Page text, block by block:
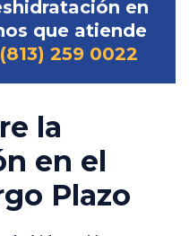
en
que atiende
(813) 259 0022
la
en el
Plazo